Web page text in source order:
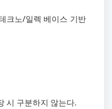
크노/일렉 베이스 기반
시 구분하지 않는다.